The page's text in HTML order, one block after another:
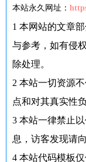
本站永久网址：
1 本网站的文章
与参考，如有侵
除处理。
2 本站一切资源
点和对其真实性负
3 本站一律禁止
息，访客发现请
4 本站代码模板